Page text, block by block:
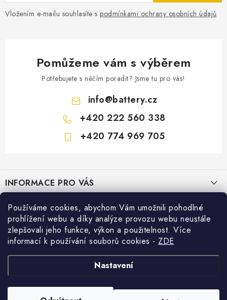
Používáme cookies, abychom Vám umožnili pohodlné
prohlížení webu a díky analýze provozu webu neustále
zlepšovali jeho funkce, výkon a použitelnost. Více
informací k používání souborů cookies - ZDE
Nastavení
Vložením e-mailu souhlasíte s podmínkami ochrany osobních údajů
Pomůžeme vám s výběrem
Potřebujete s něčím poradit? Jsme tu pro vás!
info@battery.cz
+420 222 560 338
+420 774 969 705
pINFORMACE PRO VÁS
KONTAKTY
POŠTOVNÉ A DOPRAVA
KONFIGURÁTOR AUTOBATERIÍ
PRODEJNY BATTERY.CZ
Prodejna Brno - Pražákova ul.
Prodejna Praha - Brožíkova ul.
Prodejna Ústí n. Labem - Žižkova ul.
Konfigurátor AUTOBATERIE
Konfigurátor AUTOBATERIE
Vyhledávání
HLEDAT